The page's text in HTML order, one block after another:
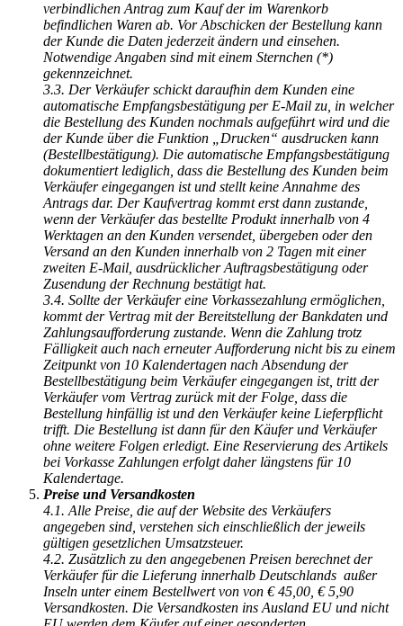
verbindlichen Antrag zum Kauf der im Warenkorb
befindlichen Waren ab. Vor Abschicken der Bestellung kann
der Kunde die Daten jederzeit ändern und einsehen.
Notwendige Angaben sind mit einem Sternchen (*)
gekennzeichnet.
3.3. Der Verkäufer schickt daraufhin dem Kunden eine
automatische Empfangsbestätigung per E-Mail zu, in welcher
die Bestellung des Kunden nochmals aufgeführt wird und die
der Kunde über die Funktion „Drucken“ ausdrucken kann
(Bestellbestätigung). Die automatische Empfangsbestätigung
dokumentiert lediglich, dass die Bestellung des Kunden beim
Verkäufer eingegangen ist und stellt keine Annahme des
Antrags dar. Der Kaufvertrag kommt erst dann zustande,
wenn der Verkäufer das bestellte Produkt innerhalb von 4
Werktagen an den Kunden versendet, übergeben oder den
Versand an den Kunden innerhalb von 2 Tagen mit einer
zweiten E-Mail, ausdrücklicher Auftragsbestätigung oder
Zusendung der Rechnung bestätigt hat.
3.4. Sollte der Verkäufer eine Vorkassezahlung ermöglichen,
kommt der Vertrag mit der Bereitstellung der Bankdaten und
Zahlungsaufforderung zustande. Wenn die Zahlung trotz
Fälligkeit auch nach erneuter Aufforderung nicht bis zu einem
Zeitpunkt von 10 Kalendertagen nach Absendung der
Bestellbestätigung beim Verkäufer eingegangen ist, tritt der
Verkäufer vom Vertrag zurück mit der Folge, dass die
Bestellung hinfällig ist und den Verkäufer keine Lieferpflicht
trifft. Die Bestellung ist dann für den Käufer und Verkäufer
ohne weitere Folgen erledigt. Eine Reservierung des Artikels
bei Vorkasse Zahlungen erfolgt daher längstens für 10
Kalendertage.
Preise und Versandkosten
4.1. Alle Preise, die auf der Website des Verkäufers
angegeben sind, verstehen sich einschließlich der jeweils
gültigen gesetzlichen Umsatzsteuer.
4.2. Zusätzlich zu den angegebenen Preisen berechnet der
Verkäufer für die Lieferung innerhalb Deutschlands außer
Inseln unter einem Bestellwert von von € 45,00, € 5,90
Versandkosten. Die Versandkosten ins Ausland EU und nicht